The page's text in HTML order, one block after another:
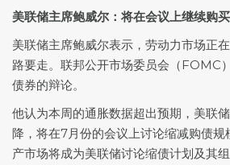
美联储主席鲍威尔：将在会议上继续购
美联储主席鲍威尔表示，劳动力市场正
路要走。联邦公开市场委员会（FOMC
债券的辩论。
他认为本周的通胀数据超出预期，美联
降，将在7月份的会议上讨论缩减购债
产市场将成为美联储讨论缩债计划及其组